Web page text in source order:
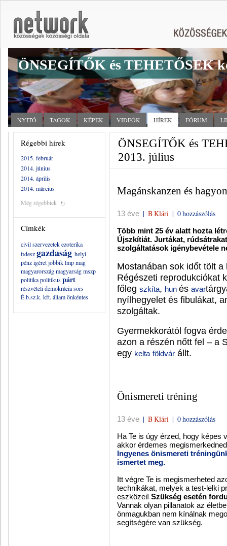
ÖNSEGÍTŐK és TEHETŐSEK
NYITÓ TAGOK KÉPEK VIDEÓK HÍREK FÓRUM
Régebbi hírek
2015. február
2014. június
2014. április
2014. március
Még régebbiek
Címkék
civil szervezetekezoterika
fideszgazdaság helyi
pénzigéretjobbiklmpmag
magyarországmagyarságmszp
politikapolitikuspárt
részvételi demokráciasors
É.b.sz.k. kft. államönkéntes
ÖNSEGÍTŐK és
2013. július
Magánskanzen és
13 éve | B Klári | 0 hozzászólás
Több mint 25 év alatt hozta
Újszkítiát. Jurtákat,
szolgáltatások igénybevétele
Mostanában sok időt tölt
Régészeti reprodukciókat
főleg szkíta, hun és avar
nyílhegyelet és fibulákat,
szolgáltak.
Gyermekkorától fogva
azon a részén nőtt fel – a
egy kelta földvár állt.
Önismereti tréning
13 éve | B Klári | 0 hozzászólás
Ha Te is úgy érzed, hogy képes
akkor érdemes
Ingyenes önismereti
ismertet meg.
Itt végre Te is megismerheted
technikákat, melyek a test-lelki
eszközei! Szükség esetén
Vannak olyan pillanatok az
önmagukban nem kínálnak
segítségére van szükség.